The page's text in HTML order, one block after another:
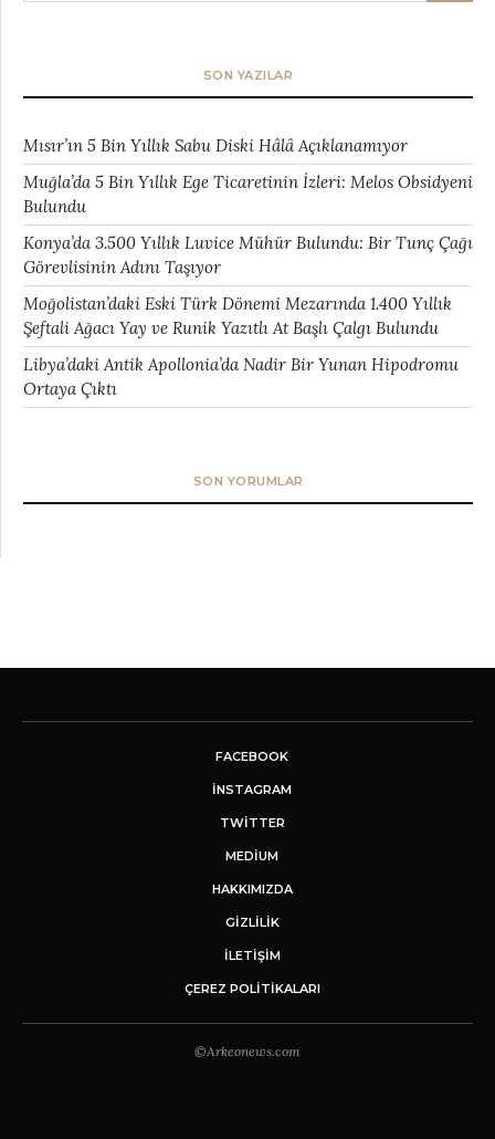
SON YAZILAR
Mısır’ın 5 Bin Yıllık Sabu Diski Hâlâ Açıklanamıyor
Muğla’da 5 Bin Yıllık Ege Ticaretinin İzleri: Melos Obsidyeni
Bulundu
Konya’da 3.500 Yıllık Luvice Mühür Bulundu: Bir Tunç Çağı
Görevlisinin Adını Taşıyor
Moğolistan’daki Eski Türk Dönemi Mezarında 1.400 Yıllık
Şeftali Ağacı Yay ve Runik Yazıtlı At Başlı Çalgı Bulundu
Libya’daki Antik Apollonia’da Nadir Bir Yunan Hipodromu
Ortaya Çıktı
SON YORUMLAR
FACEBOOK
INSTAGRAM
TWITTER
MEDIUM
HAKKIMIZDA
GİZLİLİK
İLETIŞIM
ÇEREZ POLITIKALARI
©Arkeonews.com